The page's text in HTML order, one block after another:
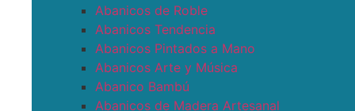
Abanicos de Roble
Abanicos Tendencia
Abanicos Pintados a Mano
Abanicos Arte y Música
Abanico Bambú
Abanicos de Madera Artesanal